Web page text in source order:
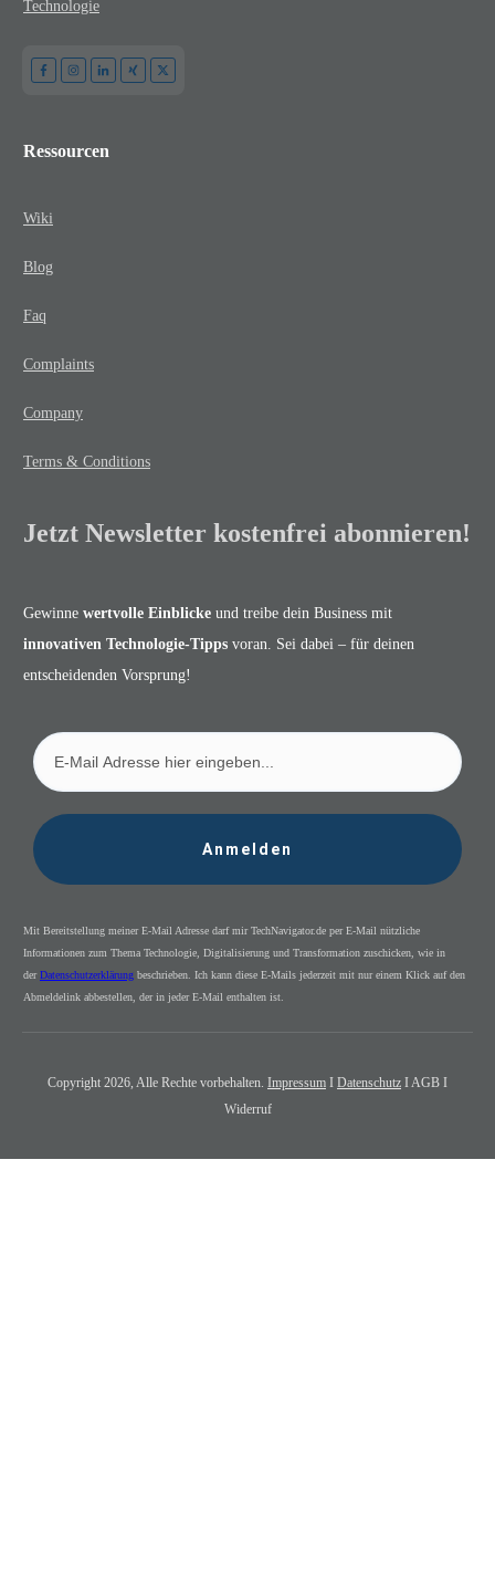
Technologie
Ressourcen
Wiki
Blog
Faq
Complaints
Company
Terms & Conditions
Jetzt Newsletter kostenfrei abonnieren!
Gewinne wertvolle Einblicke und treibe dein Business mit
innovativen Technologie-Tipps voran. Sei dabei – für deinen
entscheidenden Vorsprung!
Anmelden
Mit Bereitstellung meiner E-Mail Adresse darf mir TechNavigator.de per E-Mail nützliche
Informationen zum Thema Technologie, Digitalisierung und Transformation zuschicken, wie in
derDatenschutzerklärung beschrieben. Ich kann diese E-Mails jederzeit mit nur einem Klick auf den
Abmeldelink abbestellen, der in jeder E-Mail enthalten ist.
Copyright 2026 , Alle Rechte vorbehalten. Impressum I Datenschutz I AGB I
Widerruf